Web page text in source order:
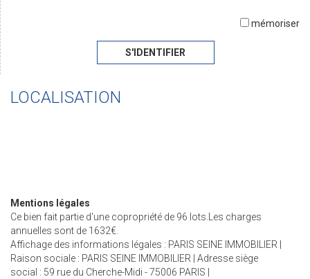
mémoriser
S'IDENTIFIER
LOCALISATION
Mentions légales
Ce bien fait partie d'une copropriété de 96 lots.Les charges
annuelles sont de 1632€.
Affichage des informations légales : PARIS SEINE IMMOBILIER |
Raison sociale : PARIS SEINE IMMOBILIER | Adresse siège
social : 59 rue du Cherche-Midi - 75006 PARIS |